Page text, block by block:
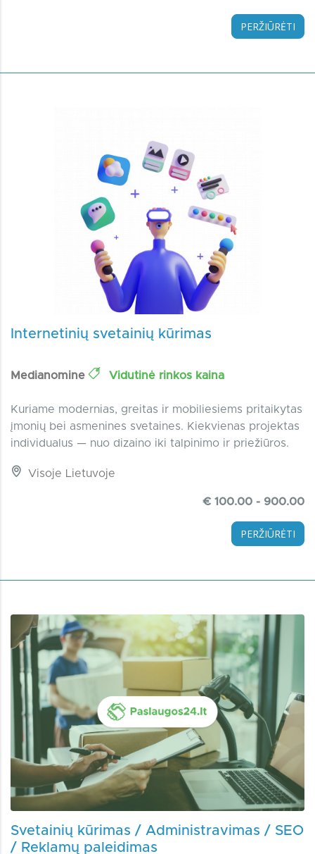
PERŽIŪRĖTI
Internetinių svetainių kūrimas
Medianomine Vidutinė rinkos kaina
Kuriame modernias, greitas ir mobiliesiems pritaikytas
įmonių bei asmenines svetaines. Kiekvienas projektas
individualus — nuo dizaino iki talpinimo ir priežiūros.
Visoje Lietuvoje
€ 100.00 - 900.00
PERŽIŪRĖTI
Svetainių kūrimas / Administravimas / SEO
/ Reklamų paleidimas